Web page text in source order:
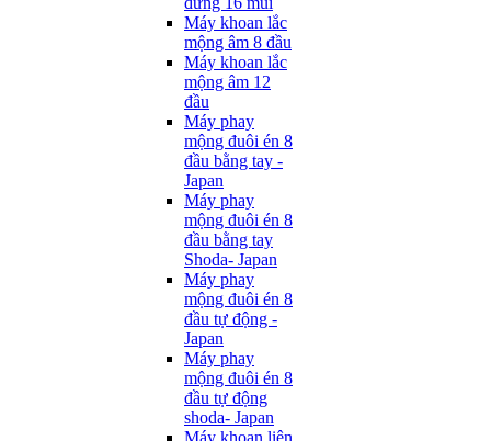
Máy khoan lắc
mộng âm 8 đầu
Máy khoan lắc
mộng âm 12
đầu
Máy phay
mộng đuôi én 8
đầu bằng tay -
Japan
Máy phay
mộng đuôi én 8
đầu bằng tay
Shoda- Japan
Máy phay
mộng đuôi én 8
đầu tự động -
Japan
Máy phay
mộng đuôi én 8
đầu tự động
shoda- Japan
Máy khoan liên